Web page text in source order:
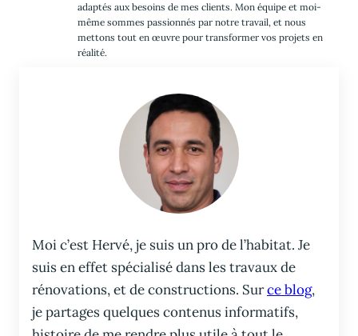
adaptés aux besoins de mes clients. Mon équipe et moi-
même sommes passionnés par notre travail, et nous
mettons tout en œuvre pour transformer vos projets en
réalité.
Moi c’est Hervé, je suis un pro de l’habitat. Je
suis en effet spécialisé dans les travaux de
rénovations, et de constructions. Surce blog,
je partages quelques contenus informatifs,